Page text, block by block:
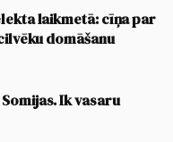
laikmetā: cīņa par
domāšanu
Ik vasaru